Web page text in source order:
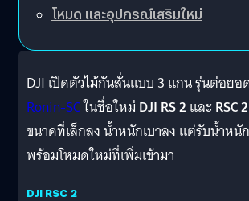
โหมด และอุปกรณ์เสริมใหม่
DJI เปิดตัวไม้กันสั่นแบบ 3 แกน รุ่นต่อยอ
Ronin-SCในชื่อใหม่ DJI RS 2 และRSC 2
ขนาดที่เล็กลง น้ำหนักเบาลง แต่รับน้ำห
พร้อมโหมดใหม่ที่เพิ่มเข้ามา
DJI RSC 2